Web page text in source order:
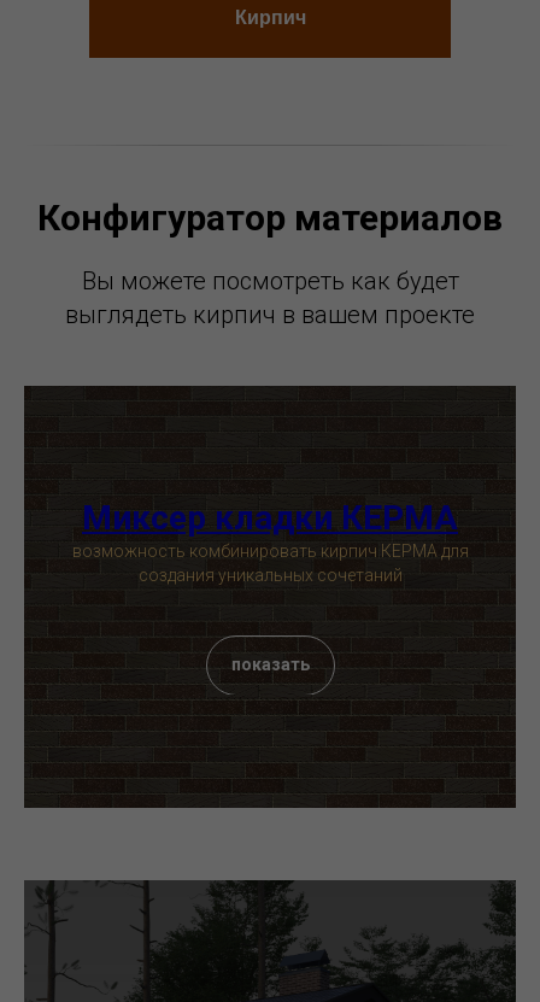
Кирпич
Конфигуратор материалов
Вы можете посмотреть как будет
выглядеть кирпич в вашем проекте
Миксер кладки КЕРМА
возможность комбинировать кирпич КЕРМА для
создания уникальных сочетаний
показать